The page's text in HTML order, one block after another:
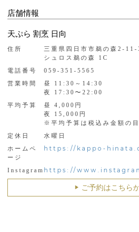
店舗情報
天ぷら 割烹 日向
住所
三重県四日市市鵜の森2-11-
シュロス鵜の森 1C
電話番号
059-351-5565
営業時間
昼 11:30～14:30
夜 17:30〜22:00
平均予算
昼 4,000円
夜 15,000円
※平均予算は税込み金額の
定休日
水曜日
ホームペ
ージ
https://kappo-
Instagram https://
▶︎ ご予約はこちら